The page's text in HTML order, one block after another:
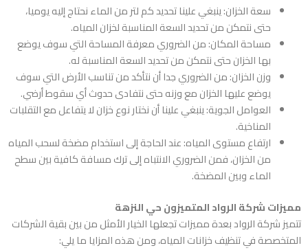
سعة الخزان: ينبغي علينا تحديد كم لتر من الماء نحتاج إليه يوميا،
حتى نتمكن من تحديد السعة المناسبة لخزان المياه.
مساحة المكان: من الضروري معرفة المساحة التي سوف يوضع
بها الخزان حتى نتمكن من تحديد السعة المناسبة له.
وزن الخزان: من الضروري جدا أن نتأكد من تناسب الأرض التي سوف
يوضع عليها الخزان مع وزنه حتى نتفادى حدوث أي سقوط أرضي.
العوامل الجوية: ينبغي علينا أن نختار نوع خزان لا يتفاعل مع التقلبات
المناخية.
ارتفاع مستوى المياه: عند الحاجة إلى استخدام مضخة لسحب المياه
من الخزان، فمن الضروري الانتباه إلى ترك مسافة كافية بين سطح
الماء وبين المضخة.
مميزات شركة الرواد المتميزون حي النزهة
تتميز شركة الرواد بعدة مميزات تجعلها الخيار الأمثل من بين بقية الشركات
المتخصصة في تنظيف خزانات المياه، ومن هذه المزايا ما يلي: